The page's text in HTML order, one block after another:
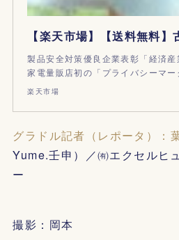
製品安全対策優良企業表彰「経済
家電量販店初の「プライバシーマ
楽天市場
グラドル記者（レポータ）：
Yume.壬申）／㈲エクセルヒ
ー
撮影：岡本